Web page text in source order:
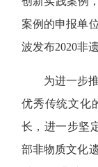
案例的申报单
波发布2020非
为进一步
优秀传统文化
长，进一步坚
部非物质文化